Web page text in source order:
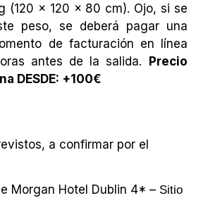
(120 x 120 x 80 cm). Ojo, si se
peso, se deberá pagar una
de facturación en línea
antes de la salida.
Precio
DESDE: +100€
a confirmar por el
Morgan Hotel Dublin 4* – Sitio